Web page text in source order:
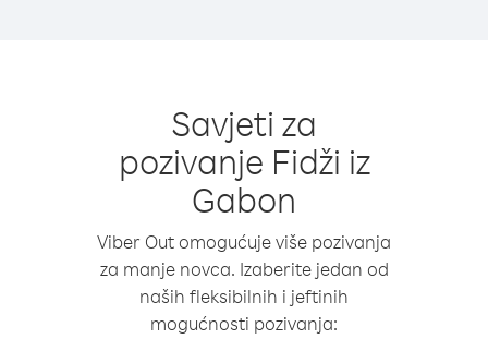
Savjeti za
pozivanje Fidži iz
Gabon
Viber Out omogućuje više pozivanja
za manje novca. Izaberite jedan od
naših fleksibilnih i jeftinih
mogućnosti pozivanja: